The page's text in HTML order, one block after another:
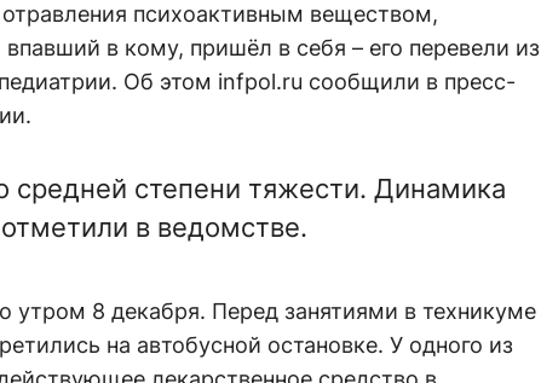
психоактивным веществом,
в кому, пришёл в себя – его перевели из
Об этом infpol.ru сообщили в пресс-
средней степени тяжести. Динамика
в ведомстве.
8 декабря. Перед занятиями в техникуме
на автобусной остановке. У одного из